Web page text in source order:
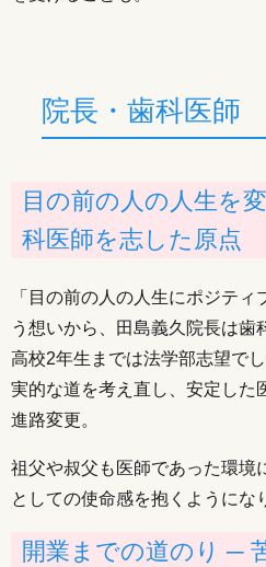
院長・歯科医師
目の前の人の人生を
科医師を志した原点
「目の前の人の人生にポジテ
う想いから、田島義久院長は歯
高校2年生までは法学部志望で
実的な道を考え直し、安定した
進路変更。
祖父や叔父も医師であった環境
としての使命感を抱くようにな
開業までの道のり ─